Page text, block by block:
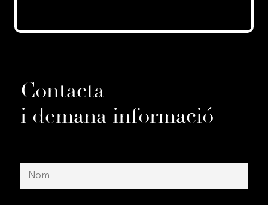
Contacta
i demana informació